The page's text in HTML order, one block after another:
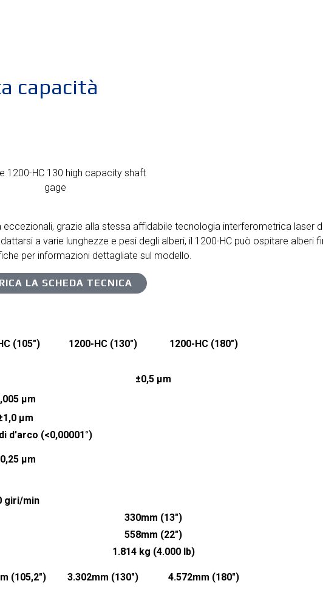
capacità
grazie alla stessa affidabile tecnologia interferometrica laser
a varie lunghezze e pesi degli alberi, il 1200-HC può ospitare alberi
per informazioni dettagliate sul modello.
LA SCHEDA TECNICA
(105") 1200-HC (130")
1200-HC (180")
±0,5 µm
µm
µm
d'arco (<0,00001°)
µm
giri/min
330mm (13")
558mm (22")
1.814 kg (4.000 lb)
(105,2") 3.302mm (130") 4.572mm (180")